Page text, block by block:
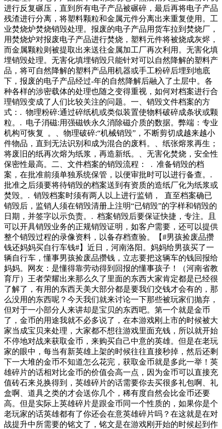
进行反复碾压，直到所有电子产品被碾碎，最后再将电子产品
残渣进行分离，将塑料颗粒和金属元件分离出来重复使用。工
业焚烧炉焚烧销毁处理。报废的电子产品用货车拉到焚烧厂，
用焚烧炉对报废电子产品进行焚烧，塑料元件将被烧成灰烬，
而金属颗粒则被提取出来送往金属加工厂再次利用。无害化填
埋销毁处理。无害化填埋销毁只能针对可以自然降解的塑料产
品，将可自然降解的塑料产品用机器或手工粉碎后埋到地底
下，报废的电子产品经过-年的自然降解后融入了土层中。各
种各样的涉密载体的处理也随之变得重视，如何对档案进行合
理销毁变成了人们比较关注的问题。一、销毁文件档案的方
式：. 物理粉碎:通过碎纸机或类似装置使物料破碎成条状或颗
粒。. 电子消磁:用强磁铁永久消除磁介质的数据。弊端：专业
机构可恢复 。、物理破碎:“机械销毁”，不断剪切成越来越小
件物品，直到无法识别和成为混合的废料。、纸张熔浆再生；
将废旧的纸再次熔为纸浆，再造新纸。、无害化焚烧，安全性
保密性最高。二、文件档案的销毁流程： . 准备销毁的档
案，在批准前须单独系统保管，以便审批时可以进行备查。.
批准之后须要将待销毁的档案送到有资质的造纸厂化为纸浆或
焚毁。. 销毁档案时须有两人以上进行监销， 直至档案确已
销毁后，监销人须在销毁清册上注明“已销毁”的字样和销毁的
日期，并签字以示负责。. 档案销毁后要保证快捷，专注。且
可以开具销毁业务的正规销毁证明，如客户需要，还可以提供
整个销毁过程的录像资料，以备存档查验。【#男孩捡废品攒
钱还妈妈买自行车钱#】近日，河南洛阳。妈妈给男孩买了一
辆自行车，懂事男孩捡废品攒钱，立志要把这辆车的钱回报给
妈妈。网友：是懂得靠劳动得到回报的懂事孩子！（河南省教
育厅）王者荣耀出来那么久了里面的东西大家肯定都是已经很
了解了，有用的东西天美大部分都是要我们交钱才会有的，那
么没用的东西呢？今天我们就来讨论一下那些被玩家们抛弃，
但对于一小部分人来讲却是宝贝的东西吧。第一个就是金币
了，金币的用途我就不必多说了，在本游戏刚上市的时候被大
家当成宝贝来处理，大家都不想往游戏里面充钱，所以就开始
不停地对战来获取金币，来购买自己中意的英雄。但是在老玩
家的眼中，每当有新英雄上架的时候往往直接秒掉，然后还剩
下一大堆的金币不知道怎么花完，获取金币就是多此一举！英
雄碎片的话相对比金币的价值会高一点，因为金币可以直接充
值砖石来兑换得到，英雄碎片的话需要你去买很多礼包啊、礼
盒啊、道具之类的才会送你几个，稀有度自然会比金币还要
高。但是实际上英雄碎片是跟金币同一个性质的，如果你是个
老玩家的话英雄都有了你还会在意英雄碎片吗？在这就是在对
战提升中所需要的铭文了，铭文是在游戏刚开始的时候起到作